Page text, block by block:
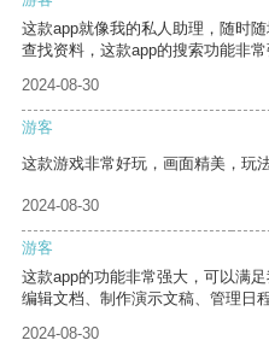
这款app就像我的私人助理，随时
查找资料，这款app的搜索功能非
2024-08-30
游客
这款游戏非常好玩，画面精美，玩法
2024-08-30
游客
这款app的功能非常强大，可以满
编辑文档、制作演示文稿、管理日
2024-08-30